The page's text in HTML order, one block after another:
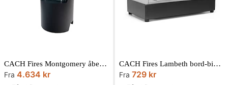
CACH Fires Montgomery åben bio-brændeovn
Fra 4.634 kr
CACH Fires Lambeth bord-biopejs D20,5 x H18 x L35,5 cm
Fra 729 kr